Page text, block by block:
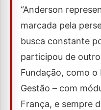
“Anderson
marcada pela
busca constante
participou de
Fundação, como o
Gestão – com
França, e sempre